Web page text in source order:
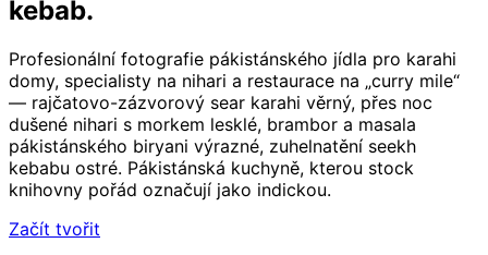
kebab.
Profesionální fotografie pákistánského jídla pro karahi
domy, specialisty na nihari a restaurace na „curry mile“
— raj­čatovo-zázvorový sear karahi věrný, přes noc
dušené nihari s morkem lesklé, brambor a masala
pákistánského biryani výrazné, zuhelnatění seekh
kebabu ostré. Pákistánská kuchyně, kterou stock
knihovny pořád označují jako indickou.
Začít tvořit